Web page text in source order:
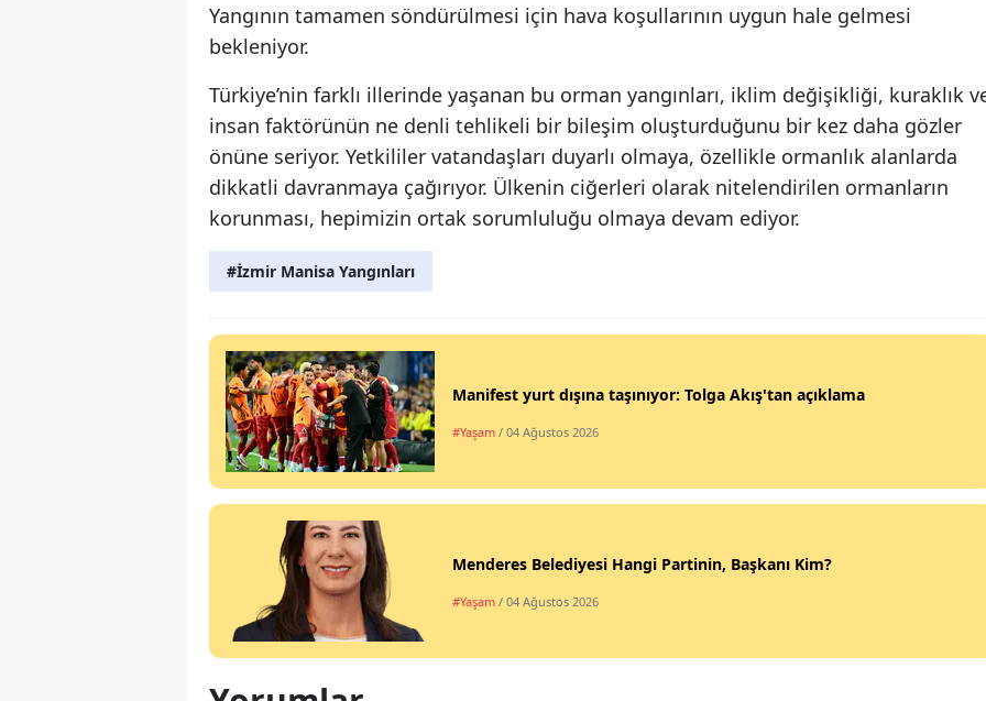
Batman
Bartın
Ardahan
Kilis
Osmaniye
Yangının tamamen söndürülmesi için hava koşullarının uygun hale gelmesi
bekleniyor.
Türkiye’nin farklı illerinde yaşanan bu orman yangınları, iklim değişikliği, kuraklık
insan faktörünün ne denli tehlikeli bir bileşim oluşturduğunu bir kez daha gözler
önüne seriyor. Yetkililer vatandaşları duyarlı olmaya, özellikle ormanlık alanlarda
dikkatli davranmaya çağırıyor. Ülkenin ciğerleri olarak nitelendirilen ormanların
korunması, hepimizin ortak sorumluluğu olmaya devam ediyor.
#İzmir Manisa Yangınları
Manifest yurt dışına taşınıyor: Tolga Akış'tan açıklama
#Yaşam / 04 Ağustos 2026
Menderes Belediyesi Hangi Partinin, Başkanı Kim?
#Yaşam / 04 Ağustos 2026